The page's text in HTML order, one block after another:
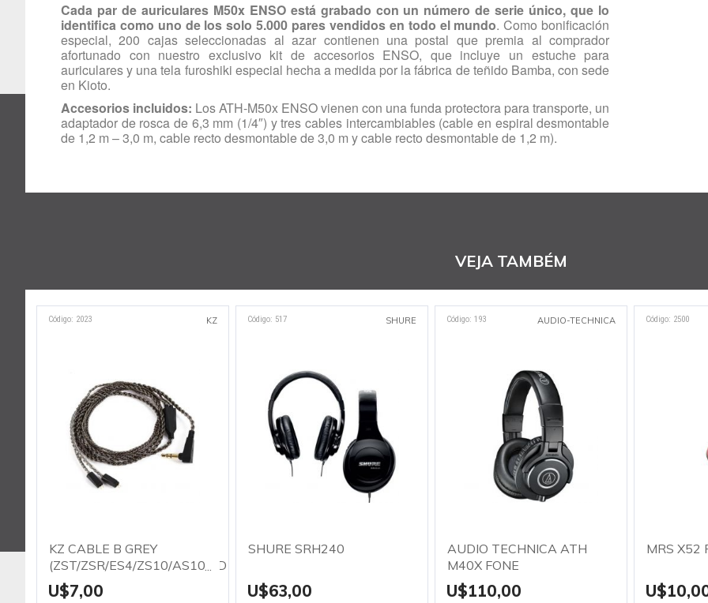
Cada par de auriculares M50x ENSO está grabado con un número de serie único, que lo
identifica como uno de los solo 5.000 pares vendidos en todo el mundo. Como bonificación
especial, 200 cajas seleccionadas al azar contienen una postal que premia al comprador
afortunado con nuestro exclusivo kit de accesorios ENSO, que incluye un estuche para
auriculares y una tela furoshiki especial hecha a medida por la fábrica de teñido Bamba, con sede
en Kioto.
Accesorios incluidos: Los ATH-M50x ENSO vienen con una funda protectora para transporte, un
adaptador de rosca de 6,3 mm (1/4″) y tres cables intercambiables (cable en espiral desmontable
de 1,2 m – 3,0 m, cable recto desmontable de 3,0 m y cable recto desmontable de 1,2 m).
VEJA TAMBÉM
Código: 2023 KZ
KZ CABLE B GREY
(ZST/ZSR/ES4/ZS10/AS10/ED12)
U$7,00
Código: 517 SHURE
SHURE SRH240
U$63,00
Código: 193 AUDIO-TECHNICA
AUDIO TECHNICA ATH
M40X FONE
U$110,00
Código: 2500
MRS X52